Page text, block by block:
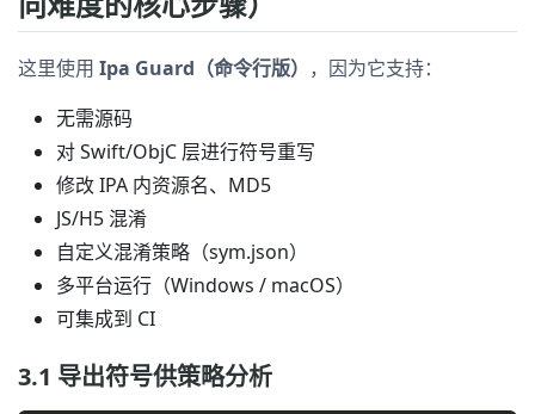
这里使用 Ipa Guard（命令行版） ，因为它支持：
无需源码
对 Swift/ObjC 层进行符号重写
修改 IPA 内资源名、MD5
JS/H5 混淆
自定义混淆策略（sym.json）
多平台运行（Windows / macOS）
可集成到 CI
3.1 导出符号供策略分析